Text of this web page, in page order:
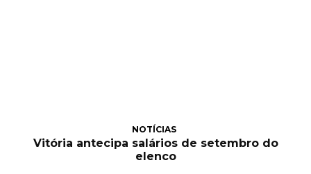
NOTÍCIAS
Vitória antecipa salários de setembro do
elenco